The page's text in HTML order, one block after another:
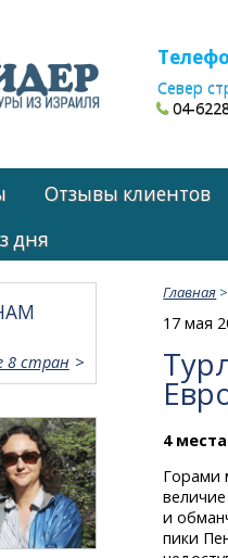
Север
04-
Отзывы клиентов
дня
Главная
17 мая
4 места
Горами
и
пики
8 стран